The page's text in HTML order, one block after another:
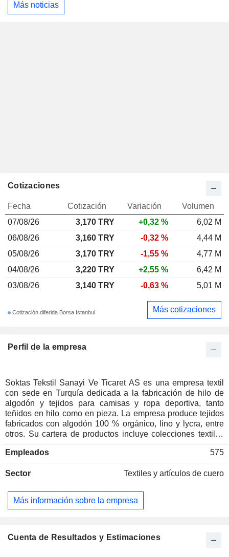
Más noticias
Perfil de la empresa
Soktas Tekstil Sanayi Ve Ticaret AS es una empresa textil
con sede en Turquía dedicada a la fabricación de hilo de
algodón y tejidos para camisas y ropa deportiva, tanto
teñidos en hilo como en pieza. La empresa produce tejidos
fabricados con algodón 100 % orgánico, lino y lycra, entre
otros. Su cartera de productos incluye colecciones textiles
hilos de doble torsión y compactos y puede emplearse para
Ladieswear, una línea textil dirigida a las mujeres; Blanc
Black, una colección de tejidos negros. Además de su
colección principal, la empresa ofrece también programas
Moova Gida Sanayi ve Ticaret AS a Tat Gida Sanayi AS.
Empleados 575
Sector Textiles y artículos de cuero
Más información sobre la empresa
Cotizaciones
Fecha Cotización Variación
Volumen
07/08/26
3,170 TRY +0,32 %
6,02 M
06/08/26
3,160 TRY -0,32 %
4,44 M
05/08/26
3,170 TRY -1,55 %
4,77 M
04/08/26
3,220 TRY +2,55 %
6,42 M
03/08/26
3,140 TRY -0,63 % 5,01 M
Cotización diferida Borsa Istanbul Más cotizaciones
Cuenta de Resultados y Estimaciones